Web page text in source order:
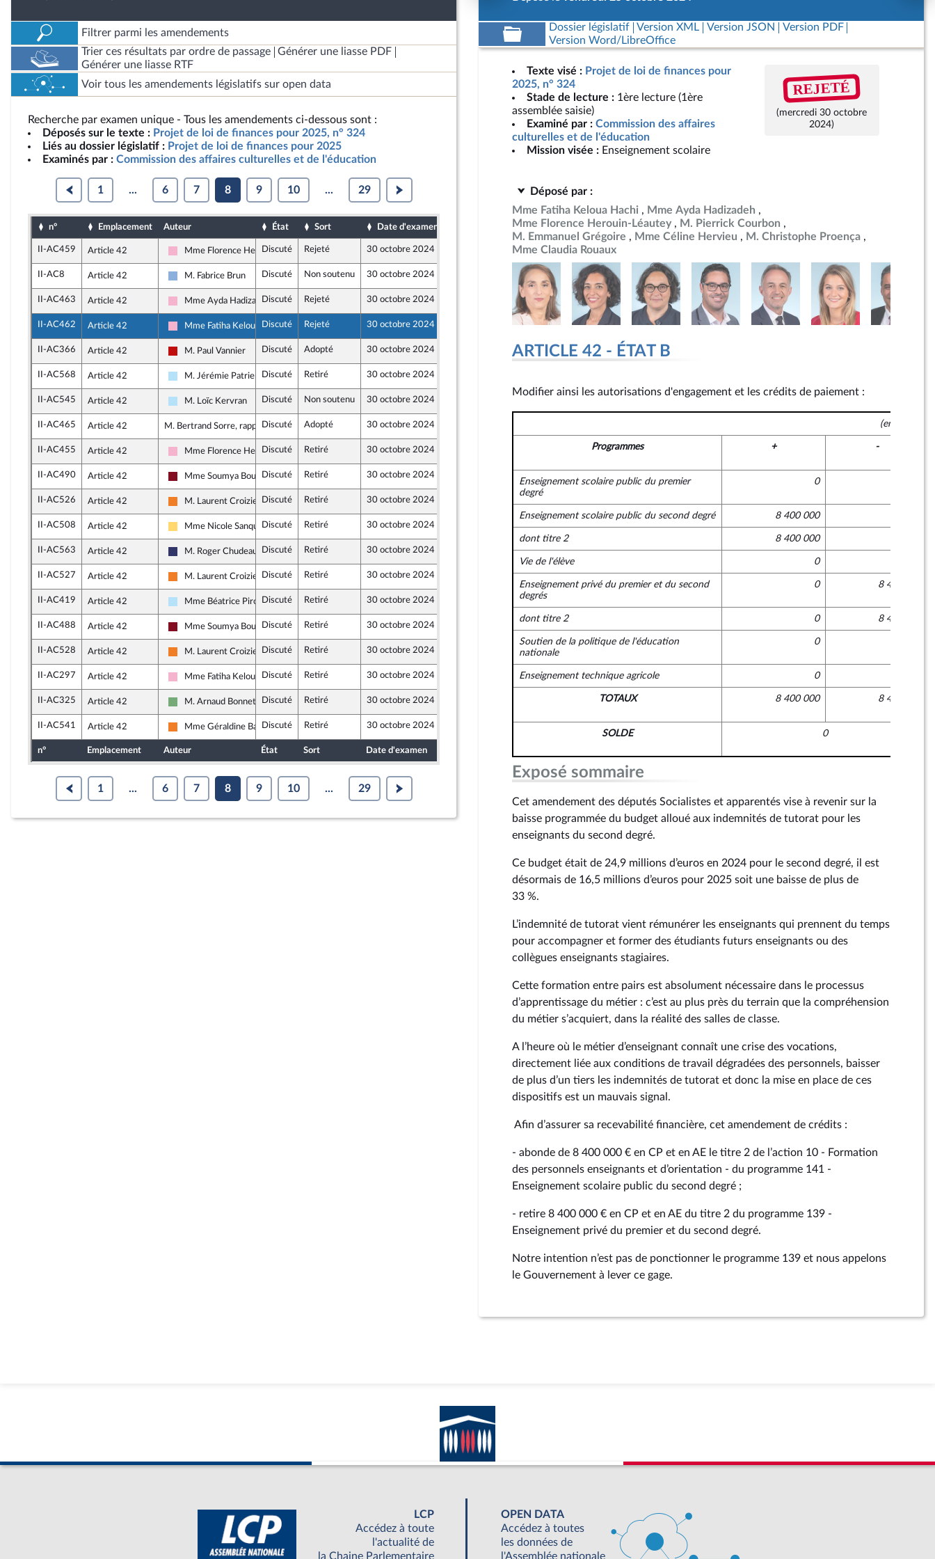
Filtrer parmi les amendements
Trier ces résultats par ordre de passage
Générer une liasse PDF
Générer une liasse RTF
Voir tous les amendements législatifs sur open data
Recherche par examen unique - Tous les amendements ci-dessous sont :
Déposés sur le texte : Projet de loi de finances pour 2025, n° 324
Liés au dossier législatif : Projet de loi de finances pour 2025
Examinés par : Commission des affaires culturelles et de l'éducation
1 ... 6 7 8 9 10 ... 29
n° Emplacement Auteur État Sort Date d'examen Date de dépôt
II-AC459 Article 42
Socialistes et apparentés
Mme Florence Herouin-Léautey
Discuté Rejeté 30 octobre 2024 25 octobre 2024
II-AC8 Article 42
Droite Républicaine
M. Fabrice Brun Discuté Non soutenu 30 octobre 2024
II-AC463 Article 42
Socialistes et apparentés
Mme Ayda HadizadehDiscuté Rejeté 30 octobre 2024 25 octobre 2024
II-AC462 Article 42
Socialistes et apparentés
Mme Fatiha Keloua Hachi
Discuté Rejeté 30 octobre 2024
II-AC366 Article 42
La France insoumise - Nouveau Front Populaire
M. Paul Vannier Discuté Adopté 30 octobre 2024 24 octobre 2024
II-AC568 Article 42
Horizons & Indépendants
M. Jérémie Patrier-Leitus
Discuté Retiré 30 octobre 2024
II-AC545 Article 42
Horizons & Indépendants
M. Loïc Kervran Discuté Non soutenu 30 octobre 2024
II-AC465 Article 42 M. Bertrand Sorre, rapporteur
Discuté Adopté 30 octobre 2024
II-AC455 Article 42
Socialistes et apparentés
Mme Florence Herouin-Léautey
Discuté Retiré 30 octobre 2024
II-AC490 Article 42
Gauche Démocrate et Républicaine
Mme Soumya Bourouaha
Discuté Retiré 30 octobre 2024
II-AC526 Article 42
Les Démocrates
M. Laurent Croizier Discuté Retiré 30 octobre 2024
II-AC508 Article 42
Libertés, Indépendants, Outre-mer et Territoires
Mme Nicole SanquerDiscuté Retiré 30 octobre 2024
II-AC563 Article 42
Rassemblement National
M. Roger Chudeau Discuté Retiré 30 octobre 2024 26 octobre 2024
II-AC527 Article 42
Les Démocrates
M. Laurent Croizier Discuté Retiré 30 octobre 2024 25 octobre 2024
II-AC419 Article 42
Horizons & Indépendants
Mme Béatrice PironDiscuté Retiré 30 octobre 2024
II-AC488 Article 42
Gauche Démocrate et Républicaine
Mme Soumya Bourouaha
Discuté Retiré 30 octobre 2024
II-AC528 Article 42
Les Démocrates
M. Laurent Croizier Discuté Retiré 30 octobre 2024
II-AC297 Article 42
Socialistes et apparentés
Mme Fatiha Keloua Hachi
Discuté Retiré 30 octobre 2024
II-AC325 Article 42
Écologiste et Social
M. Arnaud Bonnet Discuté Retiré 30 octobre 2024
II-AC541 Article 42
Les Démocrates
Mme Géraldine BannierDiscuté Retiré 30 octobre 2024 25 octobre 2024
n° Emplacement Auteur État Sort Date d'examen
1 ... 6 7 8 9 10 ... 29
Dossier législatif Version XML Version JSON
Version PDF
Version Word/LibreOffice
Texte visé : Projet de loi de finances pour
2025, n° 324
Stade de lecture : 1ère lecture (1ère
assemblée saisie)
Examiné par : Commission des affaires
culturelles et de l'éducation
Mission visée : Enseignement scolaire
REJETÉ
(mercredi 30 octobre
2024)
Déposé par :
Mme Fatiha Keloua Hachi
Mme Ayda Hadizadeh
Mme Florence Herouin-Léautey
M. Pierrick Courbon
M. Emmanuel Grégoire
Mme Céline Hervieu
M. Christophe Proença
Mme Claudia Rouaux
ARTICLE 42 - ÉTAT B
Modifier ainsi les autorisations d'engagement et les crédits de paiement :
(en euros)
Programmes + -
Enseignement scolaire public du premier
degré
0
Enseignement scolaire public du second degré 8 400 000
dont titre 2 8 400 000
Vie de l'élève 0
Enseignement privé du premier et du second
degrés
0 8 400 000
dont titre 2 0 8 400 000
Soutien de la politique de l'éducation
nationale
0
Enseignement technique agricole 0
TOTAUX 8 400 000 8 400 000
SOLDE 0
Exposé sommaire
Cet amendement des députés Socialistes et apparentés vise à revenir sur la
baisse programmée du budget alloué aux indemnités de tutorat pour les
enseignants du second degré.
Ce budget était de 24,9 millions d’euros en 2024 pour le second degré, il est
désormais de 16,5 millions d’euros pour 2025 soit une baisse de plus de
33 %.
L’indemnité de tutorat vient rémunérer les enseignants qui prennent du temps
pour accompagner et former des étudiants futurs enseignants ou des
collègues enseignants stagiaires.
Cette formation entre pairs est absolument nécessaire dans le processus
d’apprentissage du métier : c’est au plus près du terrain que la compréhension
du métier s’acquiert, dans la réalité des salles de classe.
A l’heure où le métier d’enseignant connaît une crise des vocations,
directement liée aux conditions de travail dégradées des personnels, baisser
de plus d’un tiers les indemnités de tutorat et donc la mise en place de ces
dispositifs est un mauvais signal.
Afin d’assurer sa recevabilité financière, cet amendement de crédits :
- abonde de 8 400 000 € en CP et en AE le titre 2 de l’action 10 - Formation
des personnels enseignants et d’orientation - du programme 141 -
Enseignement scolaire public du second degré ;
- retire 8 400 000 € en CP et en AE du titre 2 du programme 139 -
Enseignement privé du premier et du second degré.
Notre intention n’est pas de ponctionner le programme 139 et nous appelons
le Gouvernement à lever ce gage.
LCP
Accédez à toute
l'actualité de
la Chaine Parlementaire
OPEN DATA
Accédez à toutes
les données de
l'Assemblée nationale